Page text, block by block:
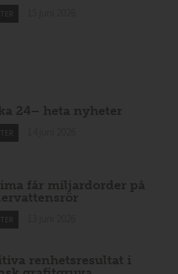
24– heta nyheter
får miljardorder på
renhetsresultat i